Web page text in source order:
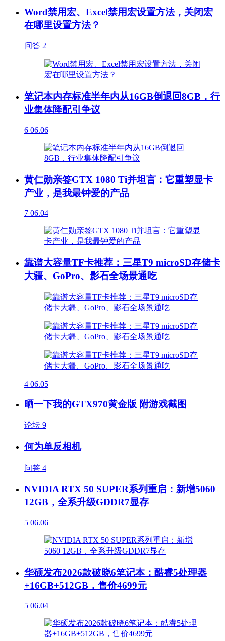
Word禁用宏、Excel禁用宏设置方法，关闭宏
在哪里设置方法？
问答 2
笔记本内存标准半年内从16GB倒退回8GB，行
业集体降配引争议
6 06.06
黄仁勋亲签GTX 1080 Ti并坦言：它重塑显卡
产业，是我最钟爱的产品
7 06.04
靠谱大容量TF卡推荐：三星T9 microSD存储卡
大疆、GoPro、影石全场景通吃
4 06.05
晒一下我的GTX970黄金版 附游戏截图
论坛 9
何为单反相机
问答 4
NVIDIA RTX 50 SUPER系列重启：新增5060
12GB，全系升级GDDR7显存
5 06.06
华硕发布2026款破晓6笔记本：酷睿5处理器
+16GB+512GB，售价4699元
5 06.04